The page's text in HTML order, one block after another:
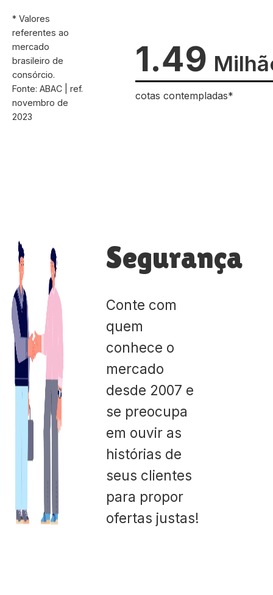
* Valores
referentes ao
mercado
brasileiro de
consórcio.
Fonte: ABAC | ref.
novembro de
2023
1.49
cotas contempladas*
Segurança
Conte com
quem
conhece o
mercado
desde 2007 e
se preocupa
em ouvir as
histórias de
seus clientes
para propor
ofertas justas!